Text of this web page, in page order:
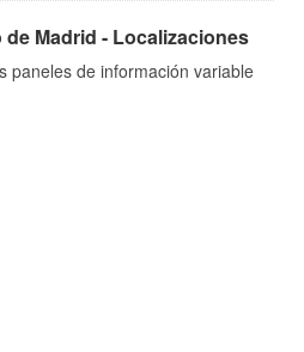
Madrid - Localizaciones
paneles de información variable